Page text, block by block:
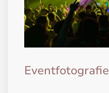
Eventfotografie